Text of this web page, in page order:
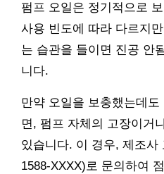
펌프 오일은 정기적으로
사용 빈도에 따라 다르지
는 습관을 들이면 진공 안
니다.
만약 오일을 보충했는데
면, 펌프 자체의 고장이거
있습니다. 이 경우, 제조사
1588-XXXX)로 문의하여